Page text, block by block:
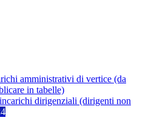
amministrativi di vertice (da
in tabelle)
dirigenziali (dirigenti non